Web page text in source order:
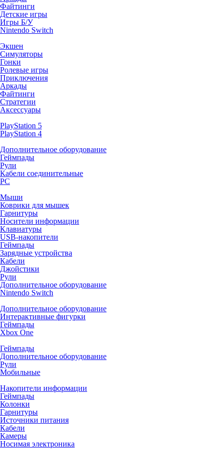
Файтинги
Детские игры
Игры Б/У
Nintendo Switch
Экшен
Симуляторы
Гонки
Ролевые игры
Приключения
Аркады
Файтинги
Стратегии
Аксессуары
PlayStation 5
PlayStation 4
Дополнительное оборудование
Геймпады
Рули
Кабели соединительные
PC
Мыши
Коврики для мышек
Гарнитуры
Носители информации
Клавиатуры
USB-накопители
Геймпады
Зарядные устройства
Кабели
Джойстики
Рули
Дополнительное оборудование
Nintendo Switch
Дополнительное оборудование
Интерактивные фигурки
Геймпады
Xbox One
Геймпады
Дополнительное оборудование
Рули
Мобильные
Накопители информации
Геймпады
Колонки
Гарнитуры
Источники питания
Кабели
Камеры
Носимая электроника